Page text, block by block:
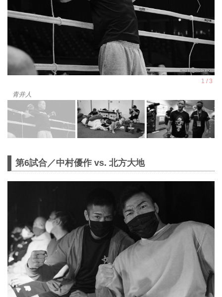
青井人
第6試合／中村優作 vs. 北方大地